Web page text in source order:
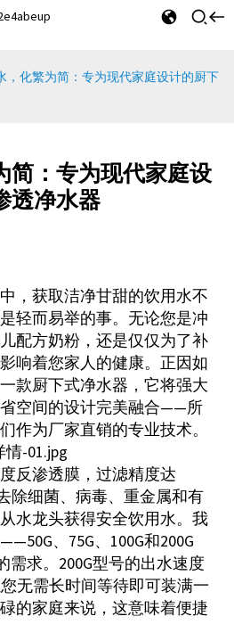
，化繁为简：专为现代家庭设计的厨下
简：专为现代家庭设
透净水器
，获取洁净甘甜的饮用水不
轻而易举的事。无论您是冲
配方奶粉，还是仅仅为了补
响着您家人的健康。正因如
款厨下式净水器，它将强大
空间的设计完美融合——所
作为厂家直销的专业技术。
反渗透膜，过滤精度达
除细菌、病毒、重金属和有
水龙头获得安全饮用水。我
、75G、100G和200G
求。200G型号的出水速度
无需长时间等待即可装满一
的家庭来说，这意味着便捷